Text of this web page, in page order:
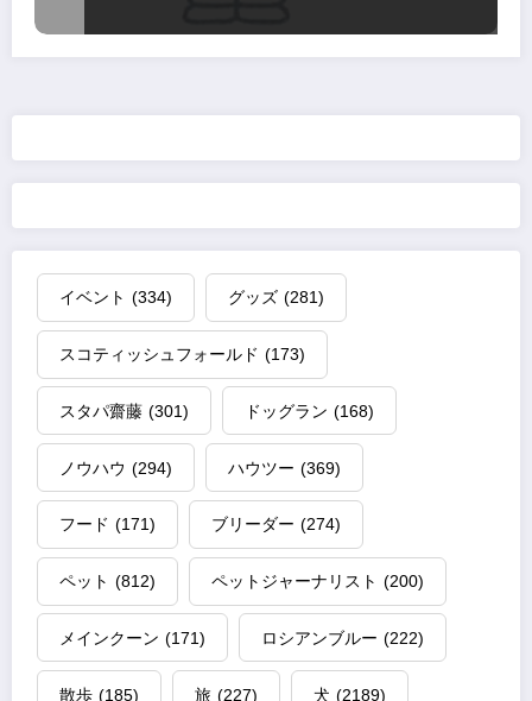
イベント (334) グッズ (281)
スコティッシュフォールド (173)
スタパ齋藤 (301) ドッグラン (168)
ノウハウ (294) ハウツー (369)
フード (171) ブリーダー (274)
ペット (812) ペットジャーナリスト (200)
メインクーン (171) ロシアンブルー (222)
散歩 (185) 旅 (227) 犬 (2189)